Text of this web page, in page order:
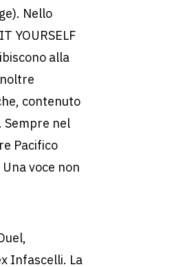
Nello
YOURSELF
alla
contenuto
Sempre nel
Pacifico
voce non
Infascelli. La